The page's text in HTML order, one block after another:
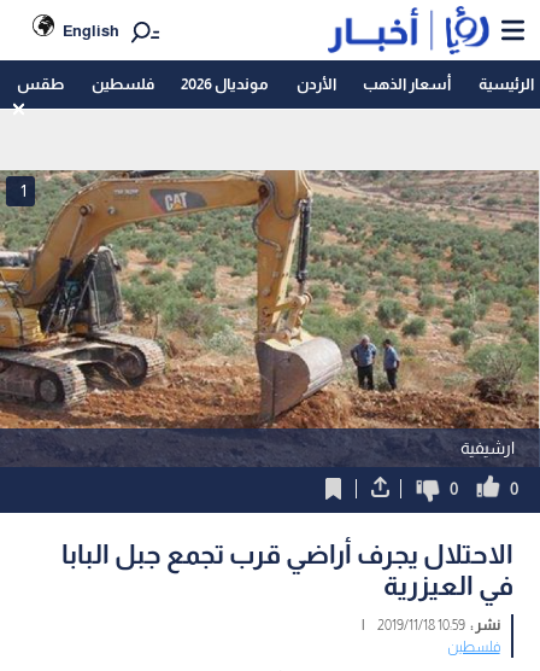
English
الرئيسية أسعار الذهب الأردن مونديال 2026 فلسطين طقس
ارشيفية
1
0
0
الاحتلال يجرف أراضي قرب تجمع جبل البابا
في العيزرية
نشر :10:59 2019/11/18
|
فلسطين